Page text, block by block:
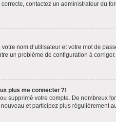
contactez un administrateur du
nom d’utilisateur et votre mot de
un problème de configuration à corriger.
plus me connecter ?!
supprimé votre compte. De
et participez plus régulièrement